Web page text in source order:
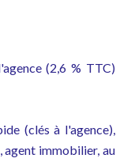
(2,6 % TTC)
(clés à l'agence),
immobilier, au